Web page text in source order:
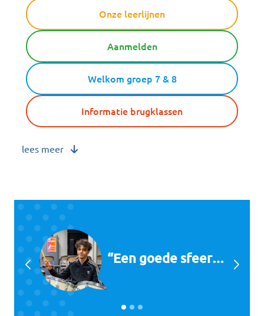
Onze leerlijnen
Aanmelden
Welkom groep 7 & 8
Informatie brugklassen
lees meer
“Een goede sfeer…